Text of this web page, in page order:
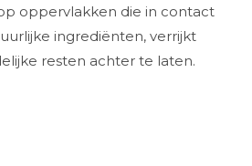
oppervlakken die in contact
ingrediënten, verrijkt
resten achter te laten.